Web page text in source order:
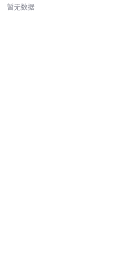
暂无数据